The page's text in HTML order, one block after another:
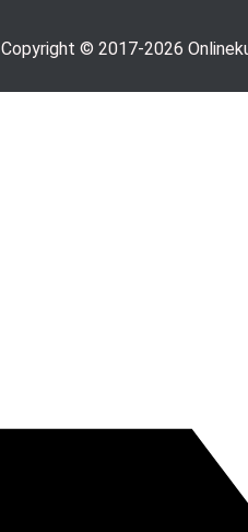
Copyright © 2017-2026